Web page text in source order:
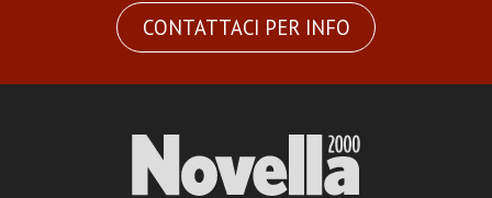
CONTATTACI PER INFO